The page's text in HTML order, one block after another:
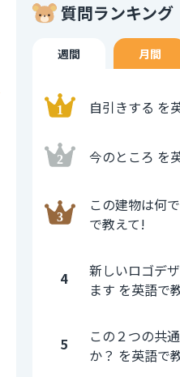
質問ランキング
週間 月間
自引きする を
今のところ を
この建物は何
で教えて!
4
新しいロゴデ
ます を英語で
5
この２つの共
か？ を英語で